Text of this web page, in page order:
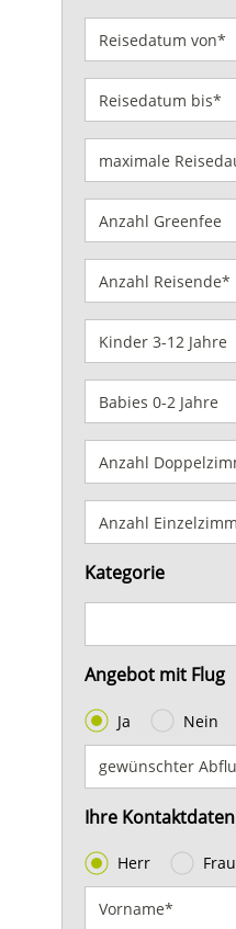
Kategorie
Angebot mit Flug
Ja Nein
Ihre Kontaktdaten
Herr Frau